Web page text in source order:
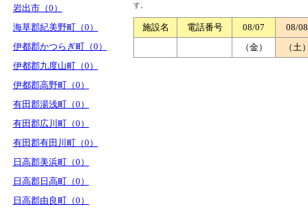
岩出市（0）
海草郡紀美野町（0）
伊都郡かつらぎ町（0）
伊都郡九度山町（0）
伊都郡高野町（0）
有田郡湯浅町（0）
有田郡広川町（0）
有田郡有田川町（0）
日高郡美浜町（0）
日高郡日高町（0）
日高郡由良町（0）
す。
施設名 電話番号 08/07
08/08
（金）
（土